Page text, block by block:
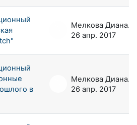
Мелкова Диана Андреевна
26 апр. 2017
в
Мелкова Диана Андреевна
26 апр. 2017